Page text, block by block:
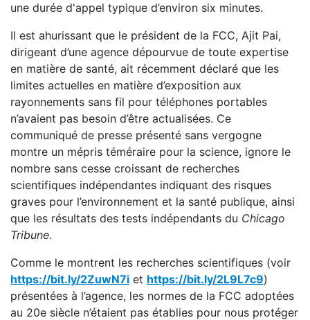
une durée d'appel typique d’environ six minutes.
Il est ahurissant que le président de la FCC, Ajit Pai,
dirigeant d’une agence dépourvue de toute expertise
en matière de santé, ait récemment déclaré que les
limites actuelles en matière d’exposition aux
rayonnements sans fil pour téléphones portables
n’avaient pas besoin d’être actualisées. Ce
communiqué de presse présenté sans vergogne
montre un mépris téméraire pour la science, ignore le
nombre sans cesse croissant de recherches
scientifiques indépendantes indiquant des risques
graves pour l’environnement et la santé publique, ainsi
que les résultats des tests indépendants du Chicago
Tribune.
Comme le montrent les recherches scientifiques (voir
https://bit.ly/2ZuwN7i et https://bit.ly/2L9L7c9)
présentées à l’agence, les normes de la FCC adoptées
au 20e siècle n’étaient pas établies pour nous protéger